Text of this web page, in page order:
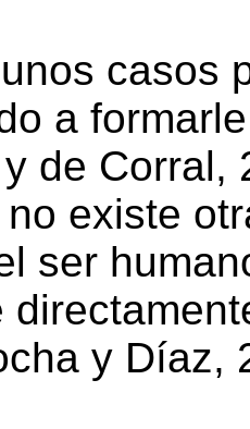
casos
a
de Corral,
existe
ser
y Díaz,